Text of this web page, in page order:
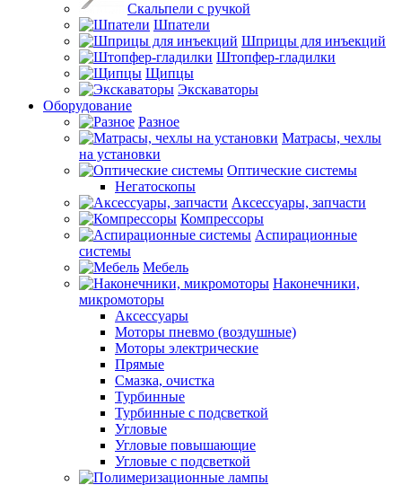
Скальпели с ручкой
Шпатели
Шприцы для инъекций
Штопфер-гладилки
Щипцы
Экскаваторы
Оборудование
Разное
Матрасы, чехлы
на установки
Оптические системы
Негатоскопы
Аксессуары, запчасти
Компрессоры
Аспирационные
системы
Мебель
Наконечники,
микромоторы
Аксессуары
Моторы пневмо (воздушные)
Моторы электрические
Прямые
Смазка, очистка
Турбинные
Турбинные с подсветкой
Угловые
Угловые повышающие
Угловые с подсветкой